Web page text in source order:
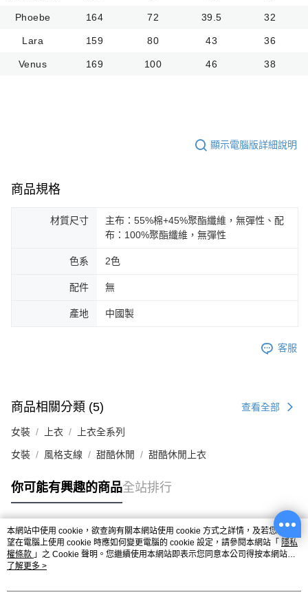
Phoebe 164 72 39.5 32
Lara 159 80 43 36
Venus 169 100 46 38
顯示電腦版詳細說明
商品規格
材質尺寸
主布：55%棉+45%聚酯纖維，無彈性、配
布：100%聚酯纖維，無彈性
色系 2色
配件 無
產地 中國製
客服
商品相關分類 (5) 查看全部
女裝 上衣 上衣全系列
女裝 風格支線 甜酷休閒 甜酷休閒上衣
你可能有興趣的商品全站排行
熱門標籤
本網站中使用 cookie，欲查詢有關本網站使用 cookie 方式之詳情，及若您不希
望在電腦上使用 cookie 時應如何變更電腦的 cookie 設定，請參閱本網站「 隱私
權條款 」之 Cookie 聲明。您繼續使用本網站即表示您同意本公司得按本網站使
用條款之 Cookie 聲明使用 cookie。
了解更多 >